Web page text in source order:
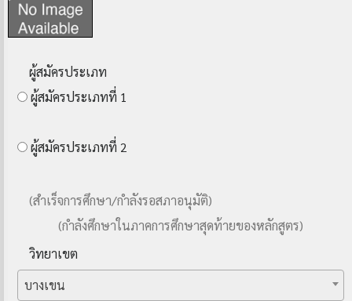
ผู้สมัครประเภท
ผู้สมัครประเภทที่ 1
ผู้สมัครประเภทที่ 2
(สำเร็จการศึกษา/กำลังรอสภาอนุมัติ)
(กำลังศึกษาในภาคการศึกษาสุดท้ายของหลักสูตร)
วิทยาเขต
บางเขน